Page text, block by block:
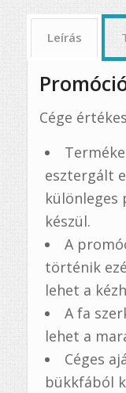
Leírás
Cége
esztergált
különleges
készül.
A
történik
lehet a
A fa
lehet a
Céges
bükkfából